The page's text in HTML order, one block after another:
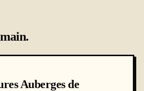
Auberges de